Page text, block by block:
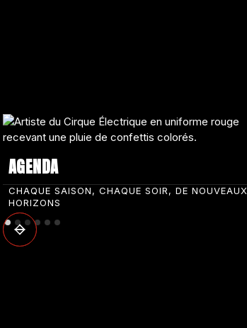
AGENDA
CHAQUE SAISON, CHAQUE SOIR, DE NOUVEAUX
HORIZONS